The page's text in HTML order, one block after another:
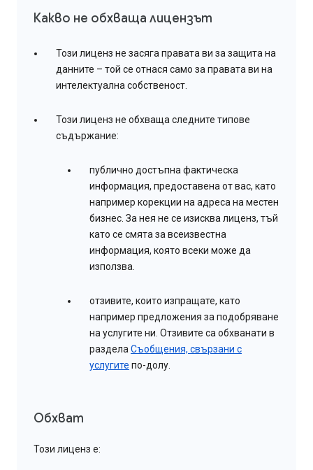
Какво не обхваща лицензът
Този лиценз не засяга правата ви за защита на
данните – той се отнася само за правата ви на
интелектуална собственост.
Този лиценз не обхваща следните типове
съдържание:
публично достъпна фактическа
информация, предоставена от вас, като
например корекции на адреса на местен
бизнес. За нея не се изисква лиценз, тъй
като се смята за всеизвестна
информация, която всеки може да
използва.
отзивите, които изпращате, като
например предложения за подобряване
на услугите ни. Отзивите са обхванати в
разделаСъобщения, свързани с
услугите по-долу.
Обхват
Този лиценз е: